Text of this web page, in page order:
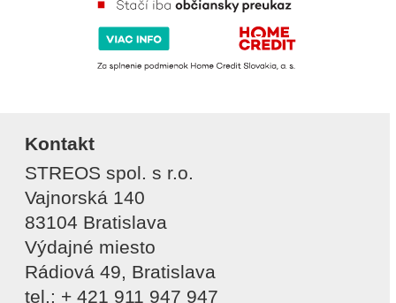
Kontakt
STREOS spol. s r.o.
Vajnorská 140
83104 Bratislava
Výdajné miesto
Rádiová 49, Bratislava
tel.: + 421 911 947 947